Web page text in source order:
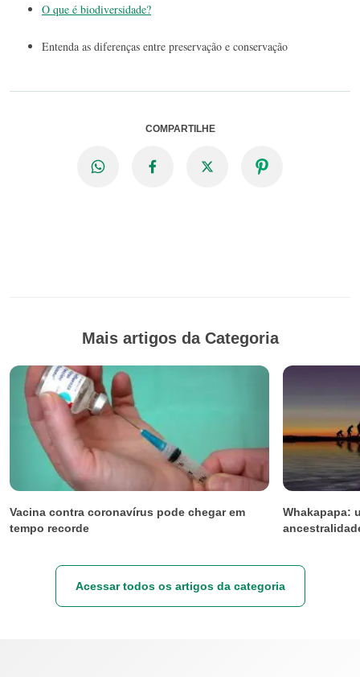
O que é biodiversidade?
Entenda as diferenças entre preservação e conservação
COMPARTILHE
Mais artigos da Categoria
Vacina contra coronavírus pode chegar em
tempo recorde
Whakapapa:
Acessar todos os artigos da categoria